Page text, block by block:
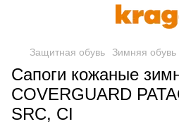
Защитная обувь Зимняя обувь
Сапоги кожаные
COVERGUARD
SRC, CI